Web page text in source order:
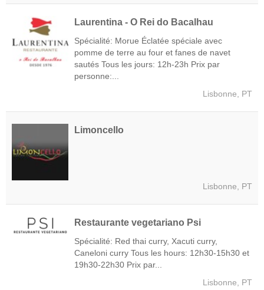
Laurentina - O Rei do Bacalhau
Spécialité: Morue Éclatée spéciale avec
pomme de terre au four et fanes de navet
sautés Tous les jours: 12h-23h Prix par
personne:...
Lisbonne, PT
Limoncello
Lisbonne, PT
Restaurante vegetariano Psi
Spécialité: Red thai curry, Xacuti curry,
Caneloni curry Tous les hours: 12h30-15h30 et
19h30-22h30 Prix par...
Lisbonne, PT